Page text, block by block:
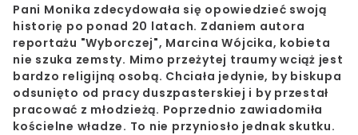
Pani Monika zdecydowała się opowiedzieć swoją
historię po ponad 20 latach. Zdaniem autora
reportażu "Wyborczej", Marcina Wójcika, kobieta
nie szuka zemsty. Mimo przeżytej traumy wciąż jest
bardzo religijną osobą. Chciała jedynie, by biskupa
odsunięto od pracy duszpasterskiej i by przestał
pracować z młodzieżą. Poprzednio zawiadomiła
kościelne władze. To nie przyniosło jednak skutku.